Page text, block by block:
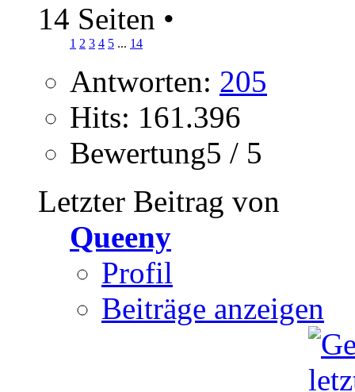
14 Seiten •
1 2 3 4 5 ... 14
Antworten: 205
Hits: 161.396
Bewertung5 / 5
Letzter Beitrag von
Queeny
Profil
Beiträge anzeigen